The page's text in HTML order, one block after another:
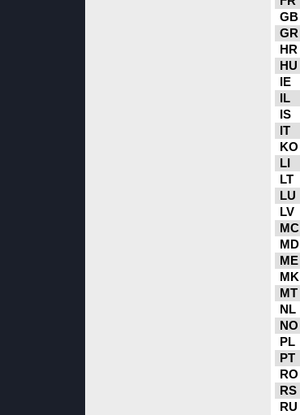
GB
GR
HR
HU
IE
IL
IS
IT
KO
LI
LT
LU
LV
MC
MD
ME
MK
MT
NL
NO
PL
PT
RO
RS
RU